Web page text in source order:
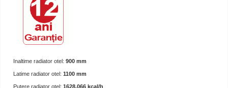
Inaltime radiator otel: 900 mm
Latime radiator otel: 1100 mm
Putere radiator otel: 1628.066 kcal/h